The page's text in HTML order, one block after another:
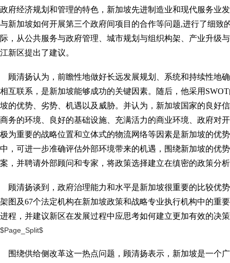
政府经济规划和管理的特色，新加坡先进制造业和现代服务业
与新加坡如何开展第三个政府间项目的合作等问题,进行了细致
际，从公共服务与政府管理、城市规划与组织构架、产业升级
江新区提出了建议。
顾清扬认为，前瞻性地做好长远发展规划、系统和持续性地
相互联系，是新加坡能够成功的关键因素。随后，他采用
坡的优势、劣势、机遇以及威胁。并认为，新加坡国家的良好
商务的环境、良好的基础设施、充满活力的商业环境、政府对
极为重要的战略位置和立体式的物流网络等因素是新加坡的优
中，可进一步准确评估外部环境带来的机遇，围绕新加坡的优
案，并聘请外部顾问和专家，将政策选择建立在缜密的政策分
顾清扬谈到，政府治理能力和水平是新加坡很重要的比较优
架图及67个法定机构在新加坡政策和战略专业执行机构中的重
进程，并建议新区在发展过程中应思考如何建立更加有效的决
$Page_Split$
围绕供给侧改革这一热点问题，顾清扬表示，新加坡是一个